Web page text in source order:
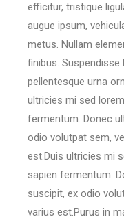
efficitur, tristique
augue ipsum,
metus. Nullam
finibus.
pellentesque urna
ultricies mi sed
fermentum. Donec
odio volutpat sem,
est.Duis ultricies mi
sapien fermentum.
suscipit, ex odio
varius est.Purus in